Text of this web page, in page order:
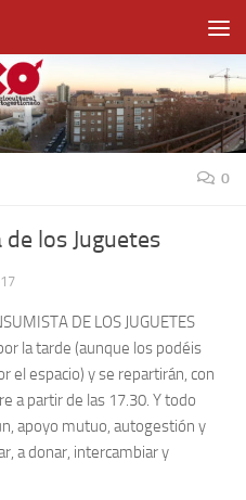
0
los Juguetes
DE LOS JUGUETES
la tarde (aunque los podéis
el espacio) y se repartirán, con
a partir de las 17.30. Y todo
apoyo mutuo, autogestión y
a donar, intercambiar y